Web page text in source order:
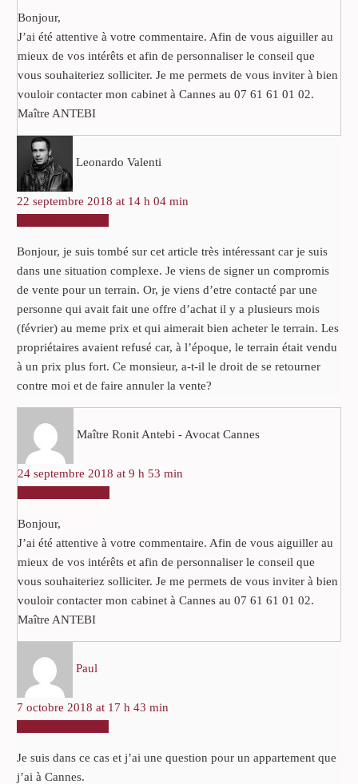
Bonjour,
J’ai été attentive à votre commentaire. Afin de vous aiguiller au
mieux de vos intérêts et afin de personnaliser le conseil que
vous souhaiteriez solliciter. Je me permets de vous inviter à bien
vouloir contacter mon cabinet à Cannes au 07 61 61 01 02.
Maître ANTEBI
Leonardo Valenti
22 septembre 2018 at 14 h 04 min
Bonjour, je suis tombé sur cet article très intéressant car je suis
dans une situation complexe. Je viens de signer un compromis
de vente pour un terrain. Or, je viens d’etre contacté par une
personne qui avait fait une offre d’achat il y a plusieurs mois
(février) au meme prix et qui aimerait bien acheter le terrain. Les
propriétaires avaient refusé car, à l’époque, le terrain était vendu
à un prix plus fort. Ce monsieur, a-t-il le droit de se retourner
contre moi et de faire annuler la vente?
Maître Ronit Antebi - Avocat Cannes
24 septembre 2018 at 9 h 53 min
Bonjour,
J’ai été attentive à votre commentaire. Afin de vous aiguiller au
mieux de vos intérêts et afin de personnaliser le conseil que
vous souhaiteriez solliciter. Je me permets de vous inviter à bien
vouloir contacter mon cabinet à Cannes au 07 61 61 01 02.
Maître ANTEBI
Paul
7 octobre 2018 at 17 h 43 min
Je suis dans ce cas et j’ai une question pour un appartement que
j’ai à Cannes.